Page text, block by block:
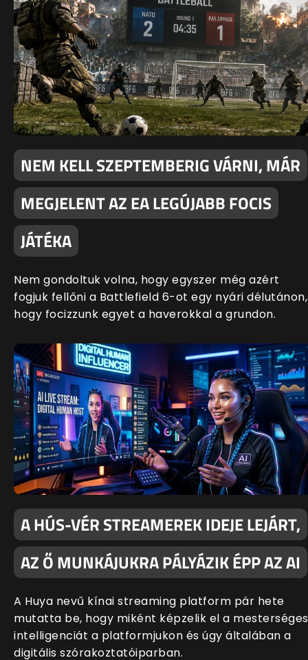
NEM KELL SZEPTEMBERIG VÁRNI, MÁR
MEGJELENT AZ EA LEGÚJABB FOCIS
JÁTÉKA
Nem gondoltuk volna, hogy egyszer még azért
fogjuk fellőni a Battlefield 6-ot egy nyári délutánon,
hogy focizzunk egyet a haverokkal a grundon.
A HÚS-VÉR STREAMEREK IDEJE LEJÁRT,
AZ Ő MUNKÁJUKRA PÁLYÁZIK ÉPP AZ AI
A Huya nevű kínai streaming platform pár hete
mutatta be, hogy miként képzelik el a mesterséges
intelligenciát a platformjukon és úgy általában a
digitális szórakoztatóiparban.